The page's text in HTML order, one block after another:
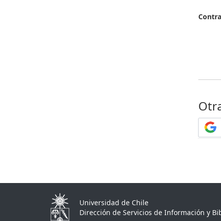
Universidad de Chile
Dirección de Servicios de Información y